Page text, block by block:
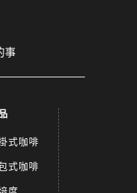
事
式咖啡
式咖啡